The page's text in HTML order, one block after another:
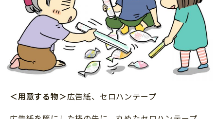
＜用意する物＞広告紙、セロハンテープ